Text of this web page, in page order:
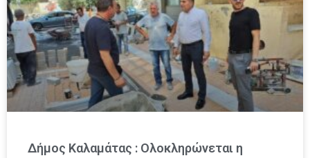
Δήμος Καλαμάτας : Ολοκληρώνεται η